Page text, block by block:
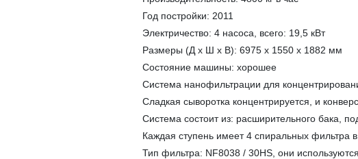
Год постройки: 2011
Электричество: 4 насоса, всего: 19,5 кВт
Размеры (Д x Ш x В): 6975 x 1550 x 1882 мм
Состояние машины: хорошее
Система нанофильтрации для
Сладкая сыворотка концентрируется, и
Система состоит из: расширительного бака,
Каждая ступень имеет 4 спиральных фильтра в
Тип фильтра: NF8038 / 30HS, они